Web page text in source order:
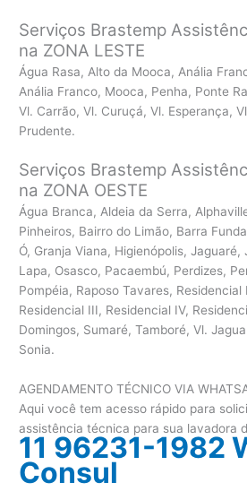
Serviços Brastemp
na ZONA LESTE
Água Rasa, Alto da Mooca, Anália
Anália Franco, Mooca, Penha, Ponte
Vl. Carrão, Vl. Curuçá, Vl. Esperança,
Prudente.
Serviços Brastemp
na ZONA OESTE
Água Branca, Aldeia da Serra,
Pinheiros, Bairro do Limão, Barra
Ó, Granja Viana, Higienópolis,
Lapa, Osasco, Pacaembú, Perdizes,
Pompéia, Raposo Tavares, Residencial
Residencial III, Residencial IV,
Domingos, Sumaré, Tamboré, Vl.
Sonia.
AGENDAMENTO TÉCNICO VIA
Aqui você tem acesso rápido para
assistência técnica para sua lavadora
11 96231-1982
Consul